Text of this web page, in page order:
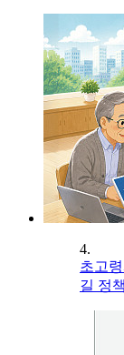
4.
초고
길 정